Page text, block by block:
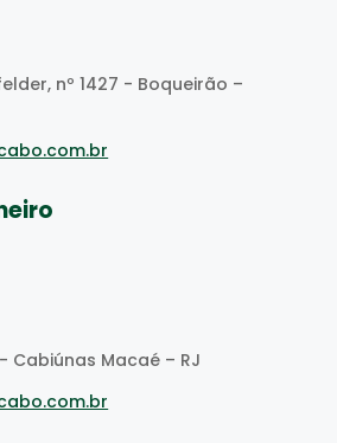
nº 1427 - Boqueirão –
Cabiúnas Macaé – RJ